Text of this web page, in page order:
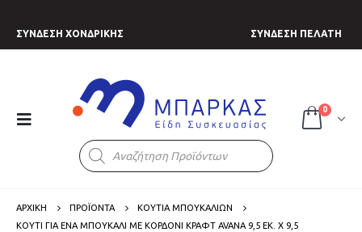
ΣΥΝΔΕΣΗ ΧΟΝΔΡΙΚΗΣ ΣΥΝΔΕΣΗ ΠΕΛΑΤΗ
Products
search
0
ΑΡΧΙΚΗ ΠΡΟΪΟΝΤΑ
ΚΟΥΤΙΑ ΜΠΟΥΚΑΛΙΩΝ
ΚΟΥΤΊ ΓΙΑ ΈΝΑ ΜΠΟΥΚΆΛΙ ΜΕ ΚΟΡΔΌΝΙ ΚΡΆΦΤ AVANA 9,5 ΕΚ. X 9,5